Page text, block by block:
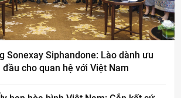
Sonexay Siphandone: Lào dành ưu
cho quan hệ với Việt Nam